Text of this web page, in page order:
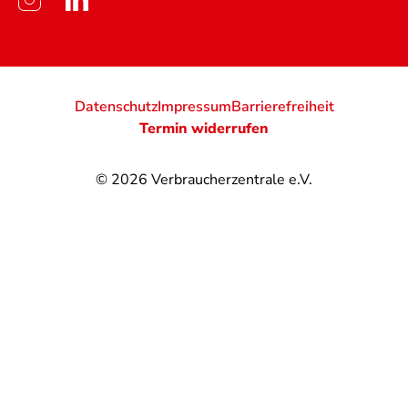
© 2026 Verbraucherzentrale e.V.
DatenschutzImpressumBarrierefreiheit
Termin widerrufen